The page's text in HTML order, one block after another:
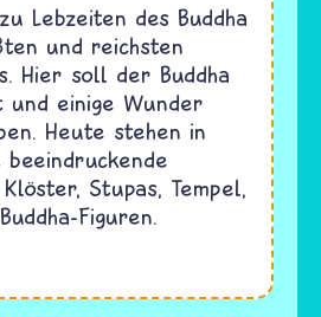
Lebzeiten des Buddha
und reichsten
Hier soll der Buddha
und einige Wunder
Heute stehen in
Stupas, Tempel,
Figuren.